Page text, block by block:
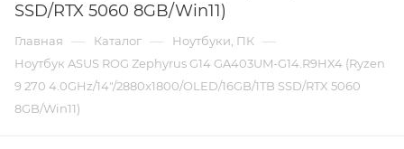
SSD/RTX 5060 8GB/Win11)
Главная — Каталог — Ноутбуки, ПК —
Ноутбук ASUS ROG Zephyrus G14 GA403UM-G14.R9HX4 (Ryzen
9 270 4.0GHz/14"/2880x1800/OLED/16GB/1TB SSD/RTX 5060
8GB/Win11)